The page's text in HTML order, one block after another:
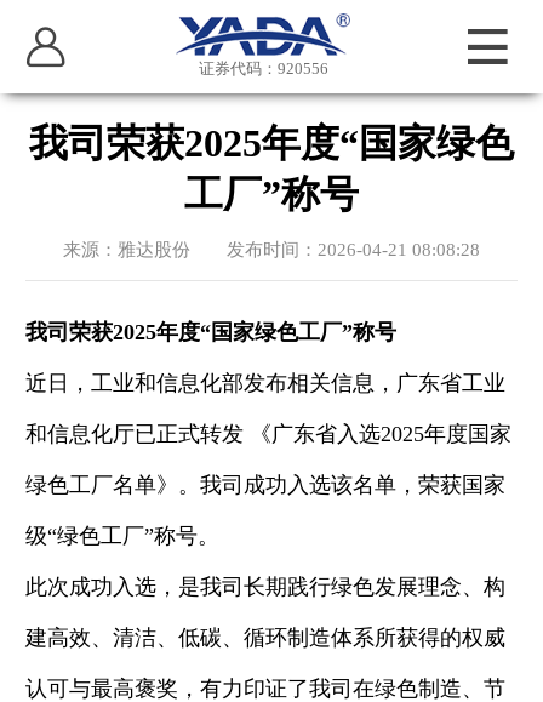
证券代码：920556
我司荣获2025年度“国家绿色
工厂”称号
来源：雅达股份 发布时间：2026-04-21 08:08:28
我司 荣获2025年度“国家绿色工厂”称号
近日，工业和信息化部发布相关信息，广东省工业
和信息化厅已正式转发 《广东省入选2025年度国家
绿色工厂名单》。 我司 成功入选该名单，荣获国家
级“绿色工厂”称号。
此次成功入选， 是我司长期践行绿色发展理念、构
建高效、清洁、低碳、循环制造体系所获得的权威
认可与最高褒奖 ， 有力印证了我司 在绿色制造、节